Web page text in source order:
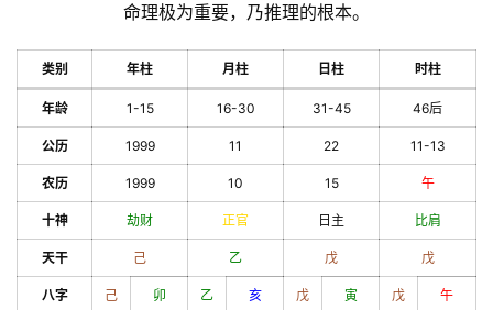
命理极为重要，乃推理的根本。
类别 年柱 月柱 日柱 时柱
年龄 1-15 16-30 31-45 46后
公历 1999 11 22 11-13
农历 1999 10 15 午
十神 劫财 正官 日主 比肩
天干 己 乙 戊 戊
八字 己 卯 乙 亥 戊 寅 戊 午